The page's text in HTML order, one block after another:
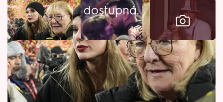
Seriály
Horoskopy
Sledujte prima+
Filmový festival Karlovy Vary
dostupná.
Máme za sebou svatbu tohoto roku. Tak ji
aspoň častují média i někteří z hvězdných
účastníků, kteří byli u toho, když si Taylor Swift